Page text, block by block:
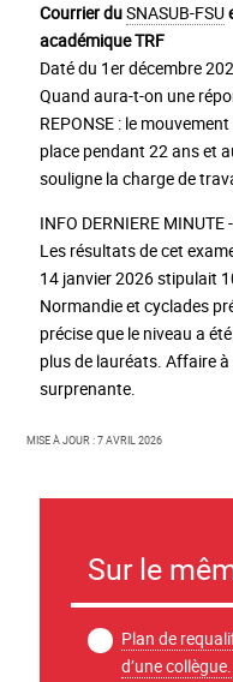
Courrier duSNASUB-FSU
académique TRF
Daté du 1er décembre
Quand aura-t-on une
REPONSE : le
place pendant 22 ans et
souligne la charge de
INFO DERNIERE
Les résultats de cet
14 janvier 2026 stipulait
Normandie et cyclades
précise que le niveau a
plus de lauréats. Affaire
surprenante.
Mise à jour : 7 avril 2026
Sur le
Plan de
d’une collègue..